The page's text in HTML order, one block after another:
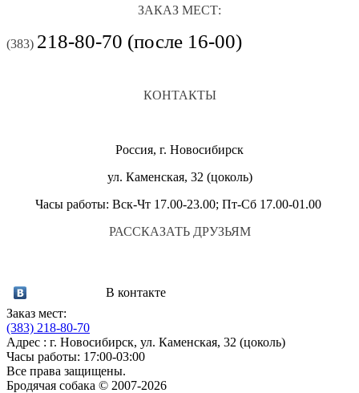
ЗАКАЗ МЕСТ:
(383) 218-80-70 (после 16-00)
КОНТАКТЫ
Россия, г. Новосибирск
ул. Каменская, 32 (цоколь)
Часы работы: Вск-Чт 17.00-23.00; Пт-Сб 17.00-01.00
РАССКАЗАТЬ ДРУЗЬЯМ
В контакте
Заказ мест:
(383) 218-80-70
Адрес : г. Новосибирск, ул. Каменская, 32 (цоколь)
Часы работы: 17:00-03:00
Все права защищены.
Бродячая собака © 2007-2026